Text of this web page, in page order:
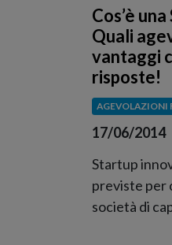
Cos’è
Quali
vantaggi
risposte!
AGEVOLAZIONI
17/06/2014
Startup
previste per
società di